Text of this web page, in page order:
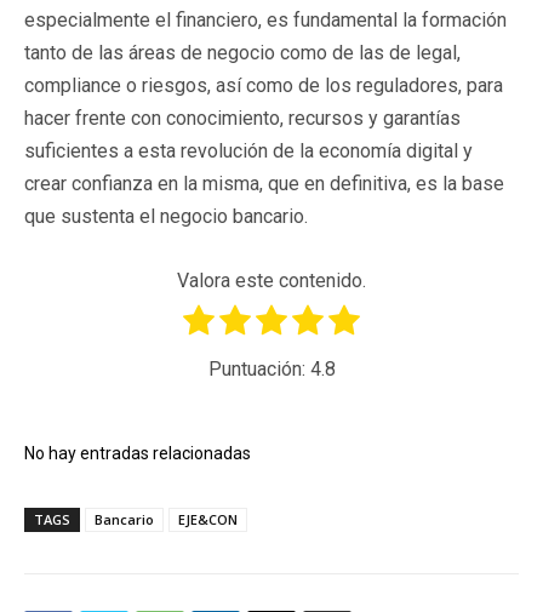
especialmente el financiero, es fundamental la formación
tanto de las áreas de negocio como de las de legal,
compliance o riesgos, así como de los reguladores, para
hacer frente con conocimiento, recursos y garantías
suficientes a esta revolución de la economía digital y
crear confianza en la misma, que en definitiva, es la base
que sustenta el negocio bancario.
Valora este contenido.
Puntuación: 4.8
No hay entradas relacionadas
TAGS Bancario EJE&CON